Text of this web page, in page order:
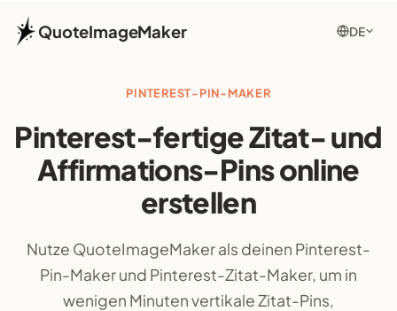
QuoteImageMaker DE
PINTEREST-PIN-MAKER
Pinterest-fertige Zitat- und
Affirmations-Pins online
erstellen
Nutze QuoteImageMaker als deinen Pinterest-
Pin-Maker und Pinterest-Zitat-Maker, um in
wenigen Minuten vertikale Zitat-Pins,